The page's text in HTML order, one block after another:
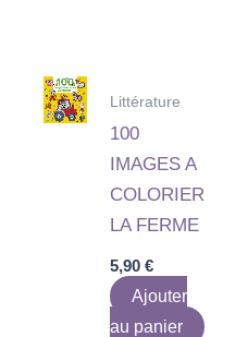
Littérature
100
IMAGES A
COLORIER
LA FERME
5,90 €
Ajouter
au panier